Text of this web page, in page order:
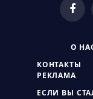
О
КОНТАКТЫ
РЕКЛАМА
ЕСЛИ ВЫ